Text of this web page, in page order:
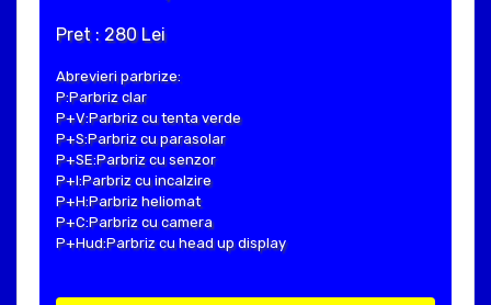
Pret : 280 Lei
Abrevieri parbrize:
P:Parbriz clar
P+V:Parbriz cu tenta verde
P+S:Parbriz cu parasolar
P+SE:Parbriz cu senzor
P+I:Parbriz cu incalzire
P+H:Parbriz heliomat
P+C:Parbriz cu camera
P+Hud:Parbriz cu head up display